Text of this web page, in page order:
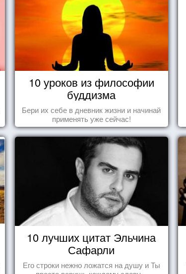
10 уроков из философии
буддизма
Бери их себе в дневник жизни и начинай
применять уже сейчас!
10 лучших цитат Эльчина
Сафарли
Его строки нежно ложатся на душу и Ты